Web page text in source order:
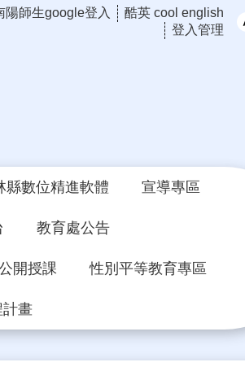
陽師生google登入
酷英 cool english
登入管理
縣數位精進軟體 宣導專區
教育處公告
開授課 性別平等教育專區
畫